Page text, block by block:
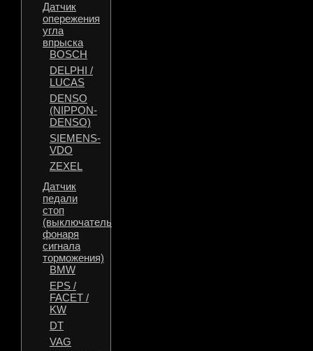
Датчик
опережения
угла
впрыска
BOSCH
DELPHI /
LUCAS
DENSO
(NIPPON-
DENSO)
SIEMENS-
VDO
ZEXEL
Датчик
педали
стоп
(выключатель
фонаря
сигнала
торможения)
BMW
EPS /
FACET /
KW
DT
VAG